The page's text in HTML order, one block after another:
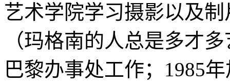
艺术学院学习摄影以及
（玛格南的人总是多才
巴黎办事处工作；1985